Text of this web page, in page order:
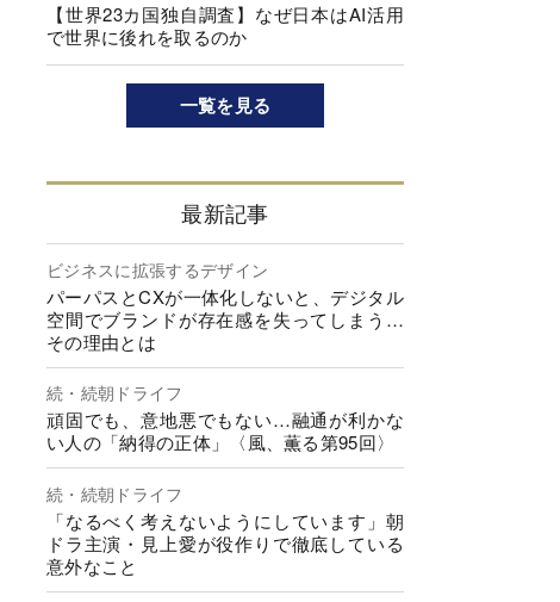
【世界23カ国独自調査】なぜ日本はAI活用
で世界に後れを取るのか
一覧を見る
最新記事
ビジネスに拡張するデザイン
パーパスとCXが一体化しないと、デジタル
空間でブランドが存在感を失ってしまう…
その理由とは
続・続朝ドライフ
頑固でも、意地悪でもない…融通が利かな
い人の「納得の正体」〈風、薫る第95回〉
続・続朝ドライフ
「なるべく考えないようにしています」朝
ドラ主演・見上愛が役作りで徹底している
意外なこと